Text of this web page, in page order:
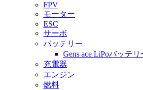
FPV
モーター
ESC
サーボ
バッテリー
Gens ace LiPoバッテリ
充電器
エンジン
燃料